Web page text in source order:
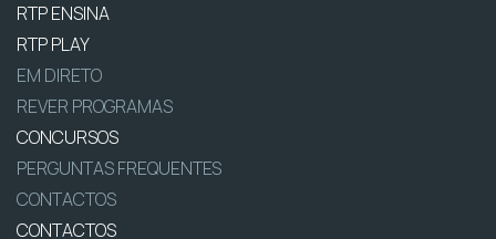
RTP ENSINA
RTP PLAY
EM DIRETO
REVER PROGRAMAS
CONCURSOS
PERGUNTAS FREQUENTES
CONTACTOS
CONTACTOS